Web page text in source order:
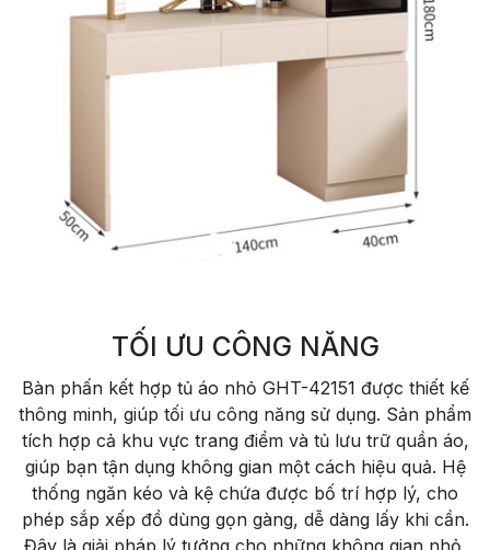
TỐI ƯU CÔNG NĂNG
Bàn phấn kết hợp tủ áo nhỏ GHT-42151 được thiết kế
thông minh, giúp tối ưu công năng sử dụng. Sản phẩm
tích hợp cả khu vực trang điểm và tủ lưu trữ quần áo,
giúp bạn tận dụng không gian một cách hiệu quả. Hệ
thống ngăn kéo và kệ chứa được bố trí hợp lý, cho
phép sắp xếp đồ dùng gọn gàng, dễ dàng lấy khi cần.